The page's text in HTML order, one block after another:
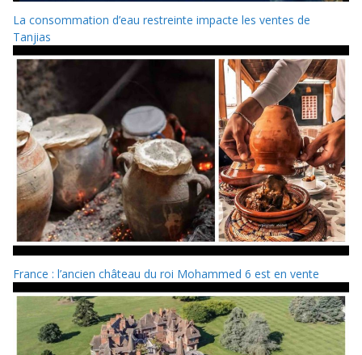
La consommation d’eau restreinte impacte les ventes de
Tanjias
France : l’ancien château du roi Mohammed 6 est en vente